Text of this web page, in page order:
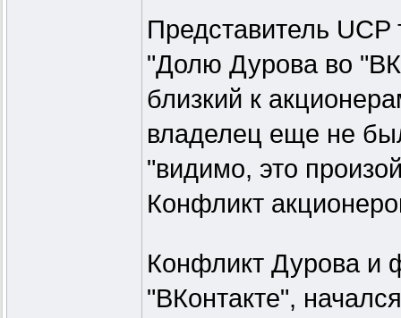
Представитель UCP
"Долю Дурова во
близкий к
владелец еще не
"видимо, это
Конфликт
Конфликт Дурова и
"ВКонтакте",